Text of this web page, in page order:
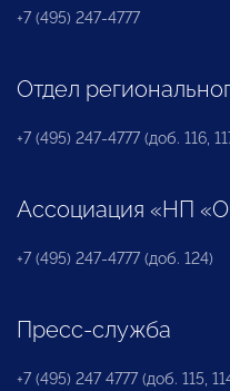
+7 (495) 247-4777
Отдел
+7 (495) 247-4777 (доб. 116,
Ассоциация «НП
+7 (495) 247-4777 (доб. 124)
Пресс-служба
+7 (495) 247 4777 (доб. 115,